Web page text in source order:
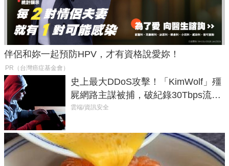
伴侶和妳一起預防HPV，才有資格說愛妳！
PR（台灣癌症基金會）
史上最大DDoS攻擊！「KimWolf」殭
屍網路主謀被捕，破紀錄30Tbps流量
癱瘓全球！
雲端/資訊安全